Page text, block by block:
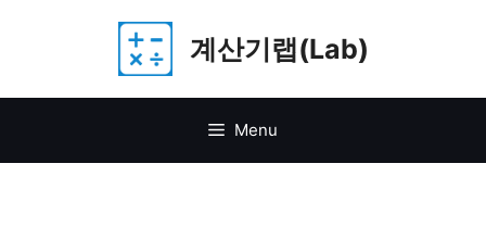
계산기랩(Lab)
Menu